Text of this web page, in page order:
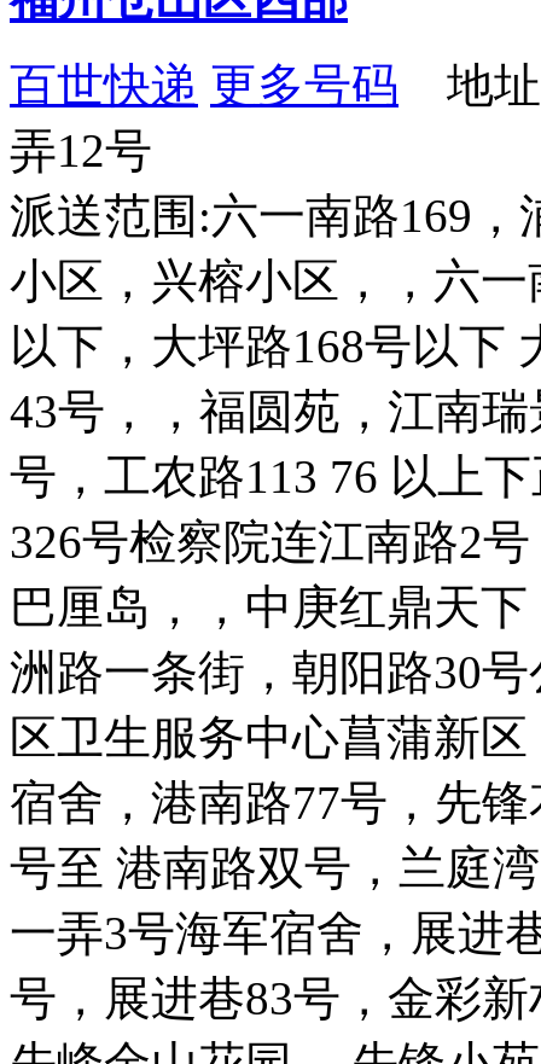
百世快递 更多号码 地址
弄12号
派送范围:六一南路169
小区，兴榕小区，，六
以下，大坪路168号以下
43号，，福圆苑，江南
号，工农路113 76 以上
326号检察院连江南路2
巴厘岛，，中庚红鼎天
洲路一条街，朝阳路30
区卫生服务中心菖蒲新
宿舍，港南路77号，先
号至 港南路双号，兰庭
一弄3号海军宿舍，展进
号，展进巷83号，金彩